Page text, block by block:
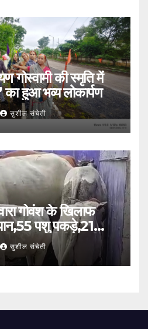
मांग पत्र,किया
गोस्वामी की स्मृति में
का हुआ भव्य लोकार्पण
सुशील संचेती
गोवंश के खिलाफ
पशु पकड़े,21
प्रतिनिधि रायसिंह
की सहयोग की अपील
सुशील संचेती